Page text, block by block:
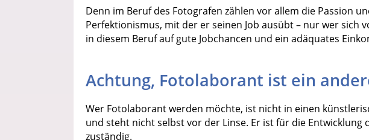
Denn im Beruf des Fotografen zählen vor allem die Passion
Perfektionismus, mit der er seinen Job ausübt – nur wer sich
in diesem Beruf auf gute Jobchancen und ein adäquates
Achtung, Fotolaborant ist ein
Wer Fotolaborant werden möchte, ist nicht in einen
und steht nicht selbst vor der Linse. Er ist für die Entwicklung
zuständig.